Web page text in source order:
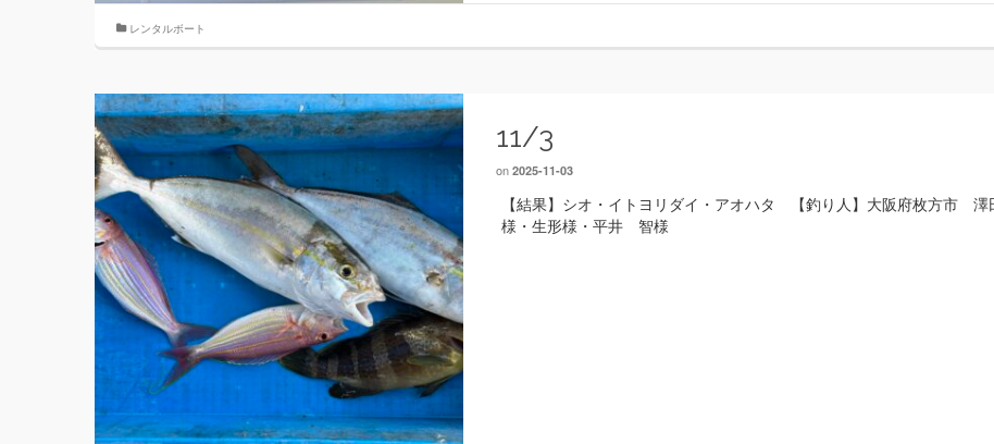
レンタルボート
11/3
on 2025-11-03
【結果】シオ・イトヨリダイ・アオハタ 【釣り人】大阪府枚方市 澤
様・生形様・平井 智様